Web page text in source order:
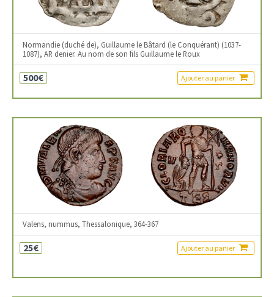
Normandie (duché de), Guillaume le Bâtard (le Conquérant) (1037-
1087), AR denier. Au nom de son fils Guillaume le Roux
500€ Ajouter au panier
Valens, nummus, Thessalonique, 364-367
25€ Ajouter au panier